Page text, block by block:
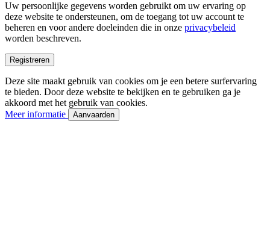
Uw persoonlijke gegevens worden gebruikt om uw ervaring op
deze website te ondersteunen, om de toegang tot uw account te
beheren en voor andere doeleinden die in onze privacybeleid
worden beschreven.
Registreren
Deze site maakt gebruik van cookies om je een betere surfervaring
te bieden. Door deze website te bekijken en te gebruiken ga je
akkoord met het gebruik van cookies.
Meer informatie
Aanvaarden